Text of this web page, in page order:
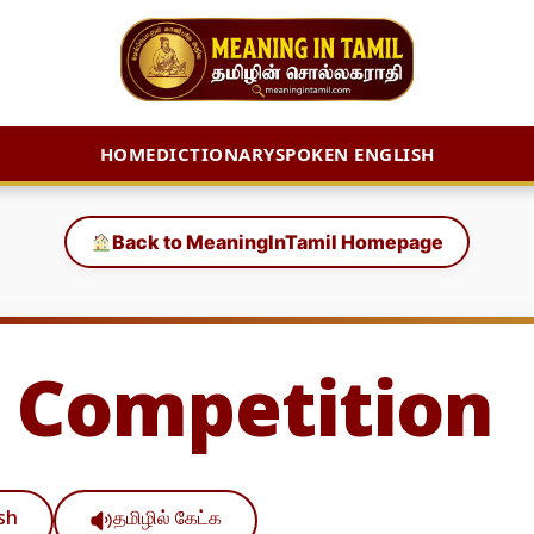
HOMEDICTIONARYSPOKEN ENGLISH
Back to MeaningInTamil Homepage
தமிழில் கேட்க